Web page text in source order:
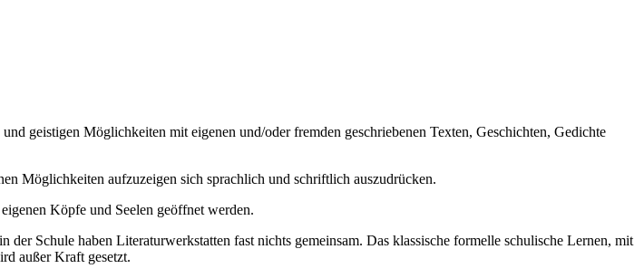
geistigen Möglichkeiten mit eigenen und/oder fremden geschriebenen Texten, Geschichten, Gedichte
Möglichkeiten aufzuzeigen sich sprachlich und schriftlich auszudrücken.
Köpfe und Seelen geöffnet werden.
Schule haben Literaturwerkstatten fast nichts gemeinsam. Das klassische formelle schulische Lernen, mit
außer Kraft gesetzt.